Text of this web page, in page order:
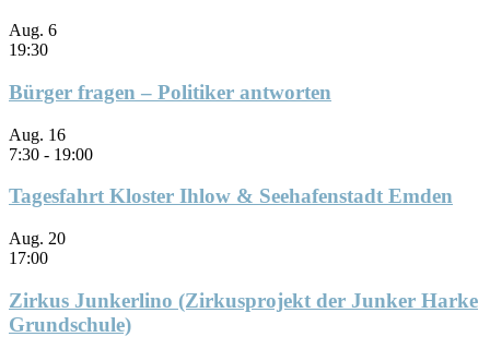
Aug. 6
19:30
Bürger fragen – Politiker antworten
Aug. 16
7:30 - 19:00
Tagesfahrt Kloster Ihlow & Seehafenstadt Emden
Aug. 20
17:00
Zirkus Junkerlino (Zirkusprojekt der Junker Harke
Grundschule)